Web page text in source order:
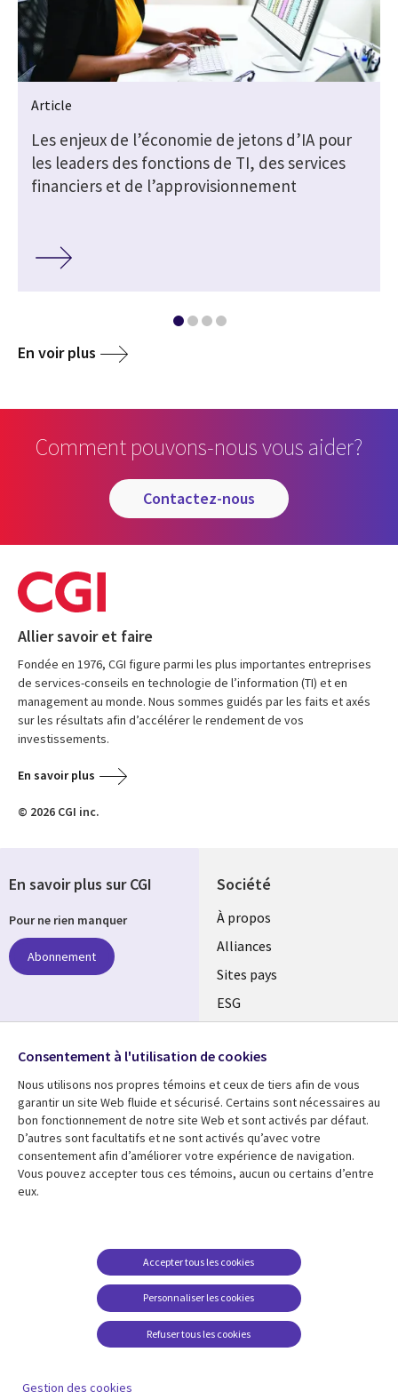
Article
Les enjeux de l’économie de jetons d’IA pour
les leaders des fonctions de TI, des services
financiers et de l’approvisionnement
En voir plus
Comment pouvons-nous vous aider?
contactez-nous
Allier savoir et faire
Fondée en 1976, CGI figure parmi les plus importantes entreprises
de services-conseils en technologie de l’information (TI) et en
management au monde. Nous sommes guidés par les faits et axés
sur les résultats afin d’accélérer le rendement de vos
investissements.
En savoir plus
© 2026 CGI inc.
Société
À propos
Alliances
Sites pays
ESG
Fusions
Salle de presse
Ressources
Articles
Études de cas
Baladodiffusions
Support
Restrictions et
conditions juridiques
Carrières FAQ
Centre de gestion des
En savoir plus sur CGI
Pour ne rien manquer
Abonnement
Suivez-nous
Social
Media
Global
FR
Consentement à l'utilisation de cookies
Nous utilisons nos propres témoins et ceux de tiers afin de vous
garantir un site Web fluide et sécurisé. Certains sont nécessaires au
bon fonctionnement de notre site Web et sont activés par défaut.
D’autres sont facultatifs et ne sont activés qu’avec votre
consentement afin d’améliorer votre expérience de navigation.
Vous pouvez accepter tous ces témoins, aucun ou certains d’entre
eux.
Personnaliser les cookies
Accepter tous les cookies
Refuser tous les cookies
Gestion des cookies